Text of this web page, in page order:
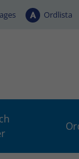
Ordlista